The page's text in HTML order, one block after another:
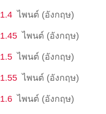
1.4 ไพนต์ (อังกฤษ)
1.45 ไพนต์ (อังกฤษ)
1.5 ไพนต์ (อังกฤษ)
1.55 ไพนต์ (อังกฤษ)
1.6 ไพนต์ (อังกฤษ)